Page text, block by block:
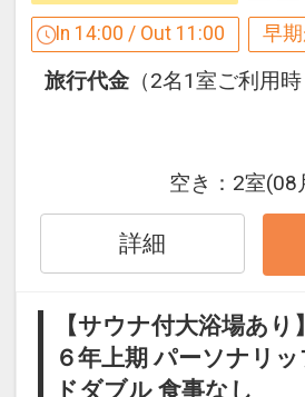
３０日前までのご予約で
【早３０割】
早期予約限定！３０日前
※本プランは３０日前ま
２９日前以降の宿泊条件
人数、おとな・こどもの
件・内容 等）はできませ
設定期間：2026年4月1
31日
インターネットコース番
In 14:00 / Out 11:00 早
旅行代金 （2名1室ご利用
空き： 2室(08
詳細
【サウナ付大浴場あり
６年上期 パーソナリ
ドダブル 食事なし